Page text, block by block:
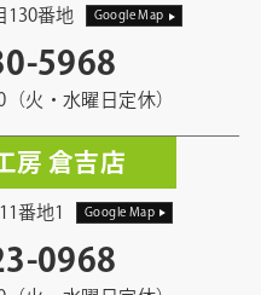
130番地 Google Map
5968
火・水曜日定休）
房 倉吉店
番地1 Google Map
0968